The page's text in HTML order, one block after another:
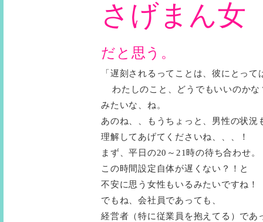
さげまん女
だと思う。
「遅刻されるってことは、彼にとって
わたしのこと、どうでもいいのかな
みたいな、ね。
あのね、、もうちょっと、男性の状況
理解してあげてくださいね、、、！
まず、平日の20～21時の待ち合わせ。
この時間設定自体が遅くない？！と
不安に思う女性もいるみたいですね！
でもね、会社員であっても、
経営者（特に従業員を抱えてる）であ